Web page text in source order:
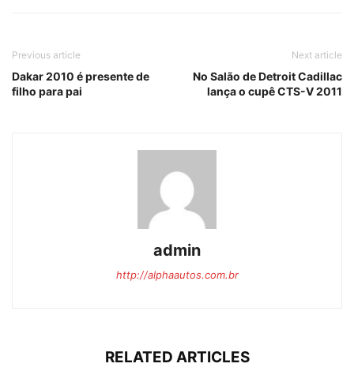
Previous article
Dakar 2010 é presente de
filho para pai
Next article
No Salão de Detroit Cadillac
lança o cupê CTS-V 2011
admin
http://alphaautos.com.br
RELATED ARTICLES